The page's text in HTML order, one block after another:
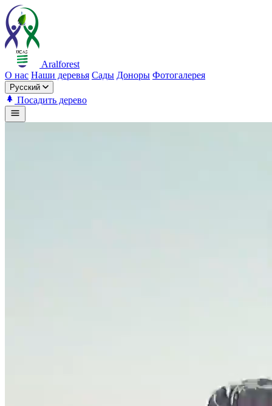
Aralforest
О нас Наши деревья Сады Доноры Фотогалерея
Русский
Посадить дерево